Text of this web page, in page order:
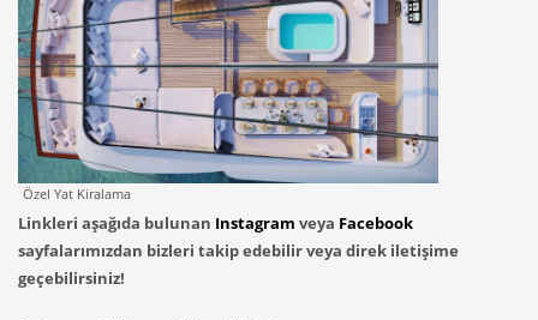
Özel Yat Kiralama
Linkleri aşağıda bulunan Instagram veya Facebook
sayfalarımızdan bizleri takip edebilir veya direk iletişime
geçebilirsiniz!